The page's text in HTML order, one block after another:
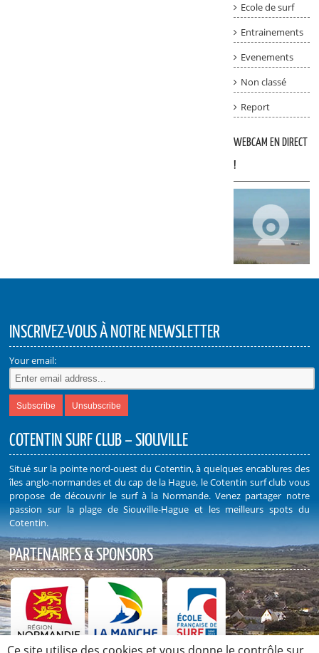
Ecole de surf
Entrainements
Evenements
Non classé
Report
WEBCAM EN DIRECT
!
INSCRIVEZ-VOUS À NOTRE NEWSLETTER
Your email:
COTENTIN SURF CLUB – SIOUVILLE
Situé sur la pointe nord-ouest du Cotentin, à quelques encablures des
îles anglo-normandes et du cap de la Hague, le Cotentin surf club vous
propose de découvrir le surf à la Normande. Venez partager notre
passion sur la plage de Siouville-Hague et les meilleurs spots du
Cotentin.
PARTENAIRES & SPONSORS